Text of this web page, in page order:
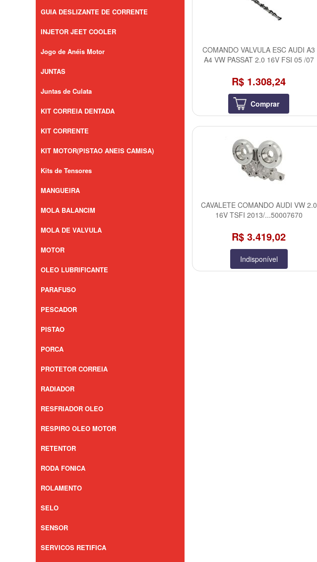
GUIA DESLIZANTE DE CORRENTE
INJETOR JEET COOLER
Jogo de Anéis Motor
JUNTAS
Juntas de Culata
KIT CORREIA DENTADA
KIT CORRENTE
KIT MOTOR(PISTAO ANEIS CAMISA)
Kits de Tensores
MANGUEIRA
MOLA BALANCIM
MOLA DE VALVULA
MOTOR
OLEO LUBRIFICANTE
PARAFUSO
PESCADOR
PISTAO
PORCA
PROTETOR CORREIA
RADIADOR
RESFRIADOR OLEO
RESPIRO OLEO MOTOR
RETENTOR
RODA FONICA
ROLAMENTO
SELO
SENSOR
SERVICOS RETIFICA
COMANDO VALVULA ESC AUDI A3
A4 VW PASSAT 2.0 16V FSI 05 /07
R$ 1.308,24
Comprar
CAVALETE COMANDO AUDI VW 2.0
16V TSFI 2013/...50007670
R$ 3.419,02
Indisponível